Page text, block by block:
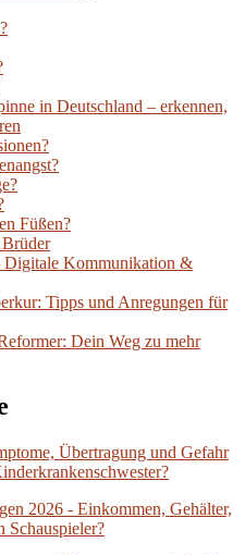
in Deutschland – erkennen,
Füßen?
Brüder
Digitale Kommunikation &
Tipps und Anregungen für
Dein Weg zu mehr
Übertragung und Gefahr
2026 - Einkommen, Gehälter,
Schauspieler?